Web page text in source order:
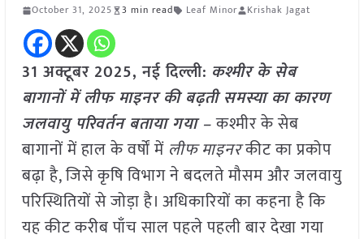
October 31, 2025 3 min read Leaf Minor Krishak Jagat
31 अक्टूबर 2025, नई दिल्ली: कश्मीर के सेब
बागानों में लीफ माइनर की बढ़ती समस्या का कारण
जलवायु परिवर्तन बताया गया –कश्मीर के सेब
बागानों में हाल के वर्षों में लीफ माइनरकीट का प्रकोप
बढ़ा है, जिसे कृषि विभाग ने बदलते मौसम और जलवायु
परिस्थितियों से जोड़ा है। अधिकारियों का कहना है कि
यह कीट करीब पाँच साल पहले पहली बार देखा गया